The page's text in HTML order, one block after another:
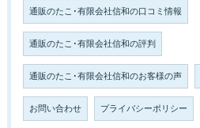
通販のたこ･有限会社信和の口コミ情報
通販のたこ･有限会社信和の評判
通販のたこ･有限会社信和のお客様の声
お問い合わせ プライバシーポリシー